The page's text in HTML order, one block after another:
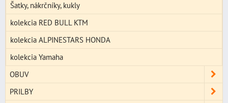
Šatky, nákrčníky, kukly
kolekcia RED BULL KTM
kolekcia ALPINESTARS HONDA
kolekcia Yamaha
OBUV
PRILBY